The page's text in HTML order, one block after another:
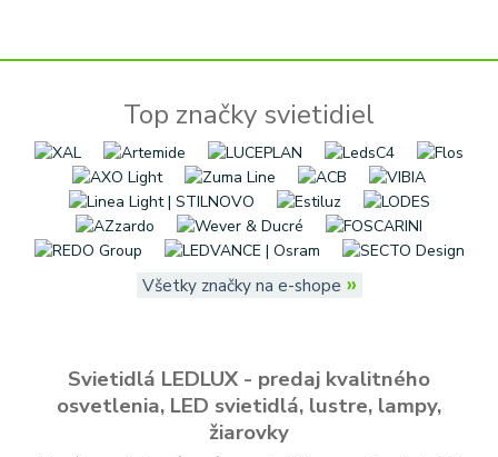
Top značky svietidiel
Všetky značky na e-shope »
Svietidlá LEDLUX - predaj kvalitného
osvetlenia, LED svietidlá, lustre, lampy,
žiarovky